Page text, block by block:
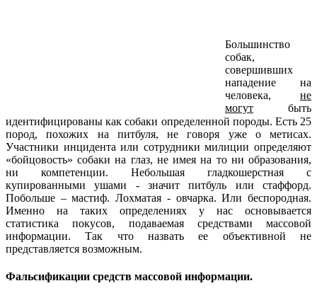
Большинство
собак,
совершивших
нападение на
человека, не
могут быть
идентифицированы как собаки определенной породы. Есть 25
пород, похожих на питбуля, не говоря уже о метисах.
Участники инцидента или сотрудники милиции определяют
«бойцовость» собаки на глаз, не имея на то ни образования,
ни компетенции. Небольшая гладкошерстная с
купированными ушами - значит питбуль или стаффорд.
Побольше – мастиф. Лохматая - овчарка. Или беспородная.
Именно на таких определениях у нас основывается
статистика покусов, подаваемая средствами массовой
информации. Так что назвать ее объективной не
представляется возможным.
Фальсификации средств массовой информации.